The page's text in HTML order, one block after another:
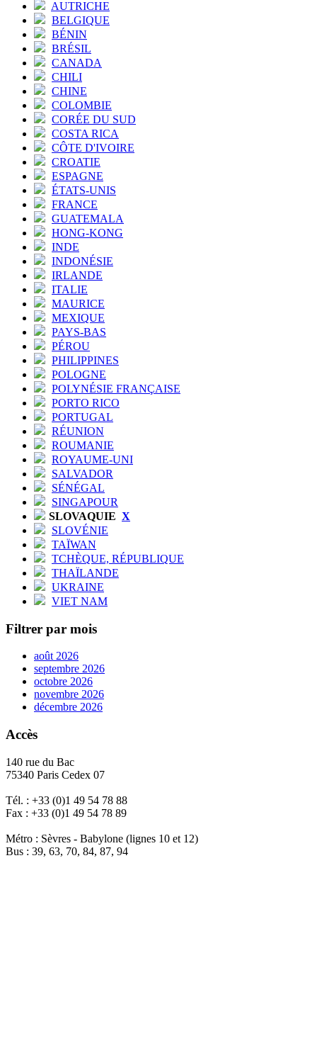
AUTRICHE
BELGIQUE
BÉNIN
BRÉSIL
CANADA
CHILI
CHINE
COLOMBIE
CORÉE DU SUD
COSTA RICA
CÔTE D'IVOIRE
CROATIE
ESPAGNE
ÉTATS-UNIS
FRANCE
GUATEMALA
HONG-KONG
INDE
INDONÉSIE
IRLANDE
ITALIE
MAURICE
MEXIQUE
PAYS-BAS
PÉROU
PHILIPPINES
POLOGNE
POLYNÉSIE FRANÇAISE
PORTO RICO
PORTUGAL
RÉUNION
ROUMANIE
ROYAUME-UNI
SALVADOR
SÉNÉGAL
SINGAPOUR
SLOVAQUIE X
SLOVÉNIE
TAÏWAN
TCHÈQUE, RÉPUBLIQUE
THAÏLANDE
UKRAINE
VIET NAM
Filtrer par mois
août 2026
septembre 2026
octobre 2026
novembre 2026
décembre 2026
Accès
140 rue du Bac
75340 Paris Cedex 07
Tél. : +33 (0)1 49 54 78 88
Fax : +33 (0)1 49 54 78 89
Métro : Sèvres - Babylone (lignes 10 et 12)
Bus : 39, 63, 70, 84, 87, 94